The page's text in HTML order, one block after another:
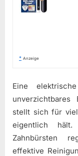
* Anzeige
Eine
unverzichtbares
stellt sich für
eigentlich
Zahnbürsten
effektive